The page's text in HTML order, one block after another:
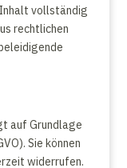
vollständig
rechtlichen
auf Grundlage
Sie können
widerrufen.